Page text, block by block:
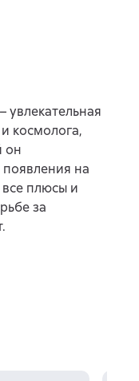
увлекательная
космолога,
он
на
все плюсы и
за